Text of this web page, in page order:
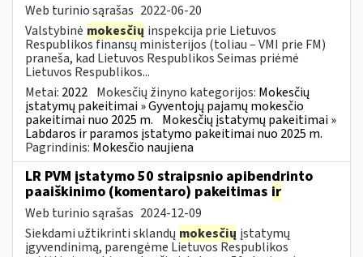
Web turinio sąrašas 2022-06-20
Valstybinė mokesčių inspekcija prie Lietuvos
Respublikos finansų ministerijos (toliau – VMI prie FM)
praneša, kad Lietuvos Respublikos Seimas priėmė
Lietuvos Respublikos...
Metai: 2022 Mokesčių žinyno kategorijos: Mokesčių
įstatymų pakeitimai » Gyventojų pajamų mokesčio
pakeitimai nuo 2025 m. Mokesčių įstatymų pakeitimai »
Labdaros ir paramos įstatymo pakeitimai nuo 2025 m.
Pagrindinis: Mokesčio naujiena
LR PVM įstatymo 50 straipsnio apibendrinto
paaiškinimo (komentaro) pakeitimas ir
Web turinio sąrašas 2024-12-09
Siekdami užtikrinti sklandų mokesčių įstatymų
įgyvendinimą, parengėme Lietuvos Respublikos